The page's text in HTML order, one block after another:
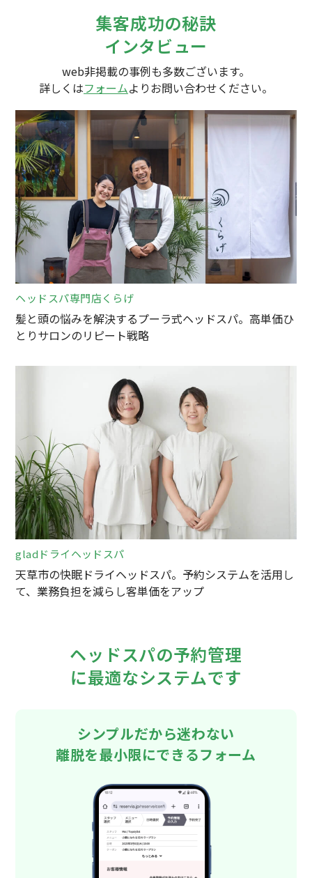
集客成功の秘訣
インタビュー
web非掲載の事例も多数ございます。
詳しくはフォームよりお問い合わせください。
ヘッドスパ専門店くらげ
髪と頭の悩みを解決するプーラ式ヘッドスパ。高単価ひ
とりサロンのリピート戦略
gladドライヘッドスパ
天草市の快眠ドライヘッドスパ。予約システムを活用し
て、業務負担を減らし客単価をアップ
ヘッドスパの予約管理
に最適なシステムです
シンプルだから迷わない
離脱を最小限にできるフォーム